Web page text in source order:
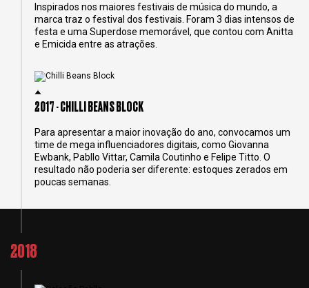
Inspirados nos maiores festivais de música do mundo, a
marca traz o festival dos festivais. Foram 3 dias intensos de
festa e uma Superdose memorável, que contou com Anitta
e Emicida entre as atrações.
2017 - CHILLI BEANS BLOCK
Para apresentar a maior inovação do ano, convocamos um
time de mega influenciadores digitais, como Giovanna
Ewbank, Pabllo Vittar, Camila Coutinho e Felipe Titto. O
resultado não poderia ser diferente: estoques zerados em
poucas semanas.
2018